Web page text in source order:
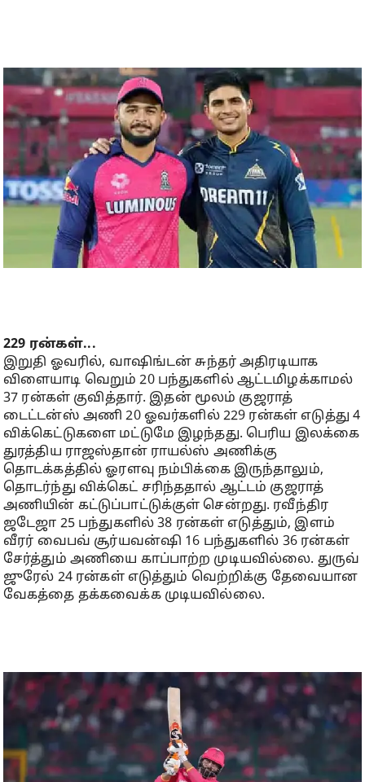
229 ரன்கள்...
இறுதி ஓவரில், வாஷிங்டன் சுந்தர் அதிரடியாக
விளையாடி வெறும் 20 பந்துகளில் ஆட்டமிழக்காமல்
37 ரன்கள் குவித்தார். இதன் மூலம் குஜராத்
டைட்டன்ஸ் அணி 20 ஓவர்களில் 229 ரன்கள் எடுத்து 4
விக்கெட்டுகளை மட்டுமே இழந்தது. பெரிய இலக்கை
துரத்திய ராஜஸ்தான் ராயல்ஸ் அணிக்கு
தொடக்கத்தில் ஓரளவு நம்பிக்கை இருந்தாலும்,
தொடர்ந்து விக்கெட் சரிந்ததால் ஆட்டம் குஜராத்
அணியின் கட்டுப்பாட்டுக்குள் சென்றது. ரவீந்திர
ஜடேஜா 25 பந்துகளில் 38 ரன்கள் எடுத்தும், இளம்
வீரர் வைபவ் சூர்யவன்ஷி 16 பந்துகளில் 36 ரன்கள்
சேர்த்தும் அணியை காப்பாற்ற முடியவில்லை. துருவ்
ஜுரேல் 24 ரன்கள் எடுத்தும் வெற்றிக்கு தேவையான
வேகத்தை தக்கவைக்க முடியவில்லை.